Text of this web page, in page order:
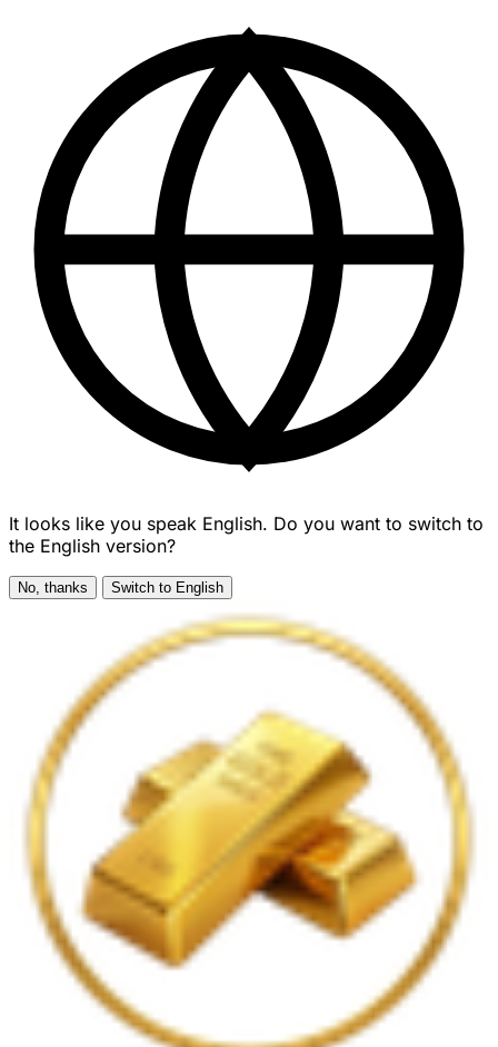
It looks like you speak English. Do you want to switch to
the English version?
No, thanks Switch to English